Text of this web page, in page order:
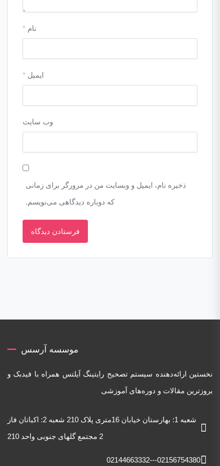
نام *
ایمیل *
وب‌ سایت
ذخیره نام، ایمیل و وبسایت من در مرورگر برای زمانی
که دوباره دیدگاهی می‌نویسم.
موسسه آرسس
نخستین ارائه‌دهنده‌ سیستم تصحیح رایتینگ آیلتس همراه با فیدبک و
بروزترین مقالات و دوره‌های آموزشی
شعبه 1: بهارستان خیابان 16متری پلاک 210 شعبه 2: اکباتان فاز
2 مجتمع گلهای جنوبی واحد 210
02156754380---02144663332